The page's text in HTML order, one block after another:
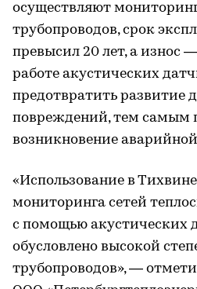
осуществляют
трубопроводов, срок
превысил 20 лет, а износ
работе акустических
предотвратить развитие
повреждений, тем самым
возникновение
«Использование в
мониторинга сетей
с помощью акустических
обусловлено высокой
трубопроводов», —